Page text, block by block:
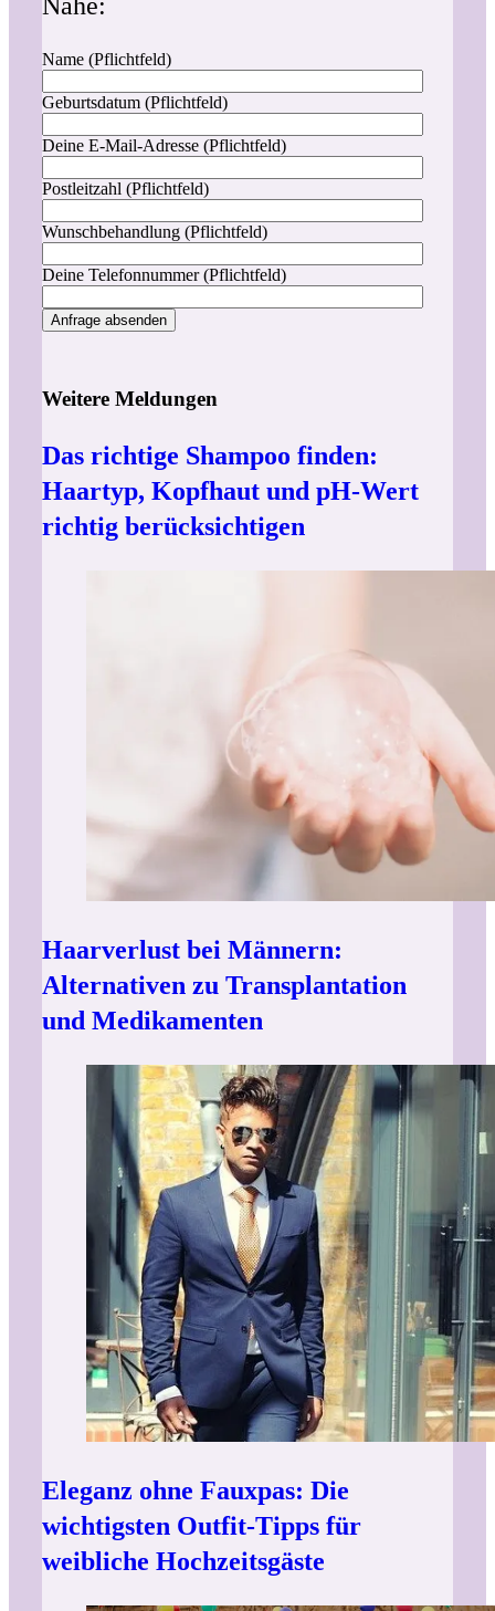
Name (Pflichtfeld)
Geburtsdatum (Pflichtfeld)
Deine E-Mail-Adresse (Pflichtfeld)
Postleitzahl (Pflichtfeld)
Wunschbehandlung (Pflichtfeld)
Deine Telefonnummer (Pflichtfeld)
Weitere Meldungen
Das richtige Shampoo finden:
Haartyp, Kopfhaut und pH-Wert
richtig berücksichtigen
Haarverlust bei Männern:
Alternativen zu Transplantation
und Medikamenten
Eleganz ohne Fauxpas: Die
wichtigsten Outfit-Tipps für
weibliche Hochzeitsgäste